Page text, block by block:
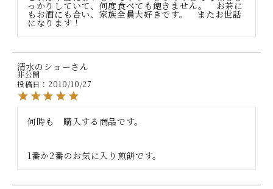
っかりしていて、何度食べても飽きません。　お茶に
もお酒にも合い、家族全員大好きです。　またお世話
になります！
清水のショー
非公開
投稿日
2010/10/27
何時も　購入する商品です。
1番か2番のお気に入り煎餅です。